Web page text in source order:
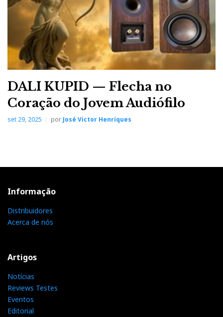
DALI KUPID — Flecha no
Coração do Jovem Audiófilo
set 29, 2025 porJosé Victor Henriques
Informação
Distribuidores
Acerca de nós
Artigos
Notícias
Reviews Testes
Eventos
Editorial